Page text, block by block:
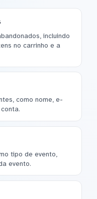
incluindo
no carrinho e a
como nome, e-
tipo de evento,
evento.